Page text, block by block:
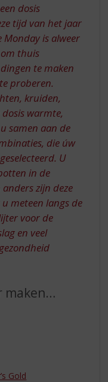
dosis
tijd van het jaar
Monday is alweer
thuis
te maken
proberen.
kruiden,
warmte,
samen aan de
die úw
U
in de
zijn deze
meteen langs de
voor de
en veel
maken…
Gold